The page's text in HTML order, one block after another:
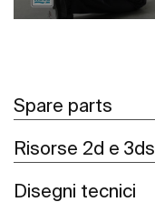
Spare parts
Risorse 2d e 3ds
Disegni tecnici